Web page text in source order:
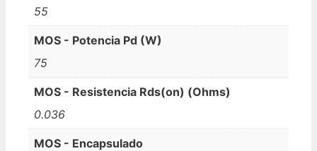
55
MOS - Potencia Pd (W)
75
MOS - Resistencia Rds(on) (Ohms)
0.036
MOS - Encapsulado